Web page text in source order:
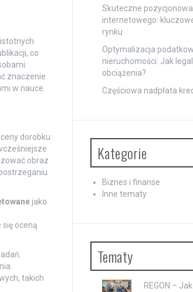
co
znaczenie
w nauce.
dorobku
obraz
jako
oceną
takich
Skuteczne
internetowego:
rynku
Optymalizacja
nieruchomości: Jak
obciążenia?
Częściowa nadpłata
Kategorie
Biznes i finanse
Inne tematy
Tematy
REGON –